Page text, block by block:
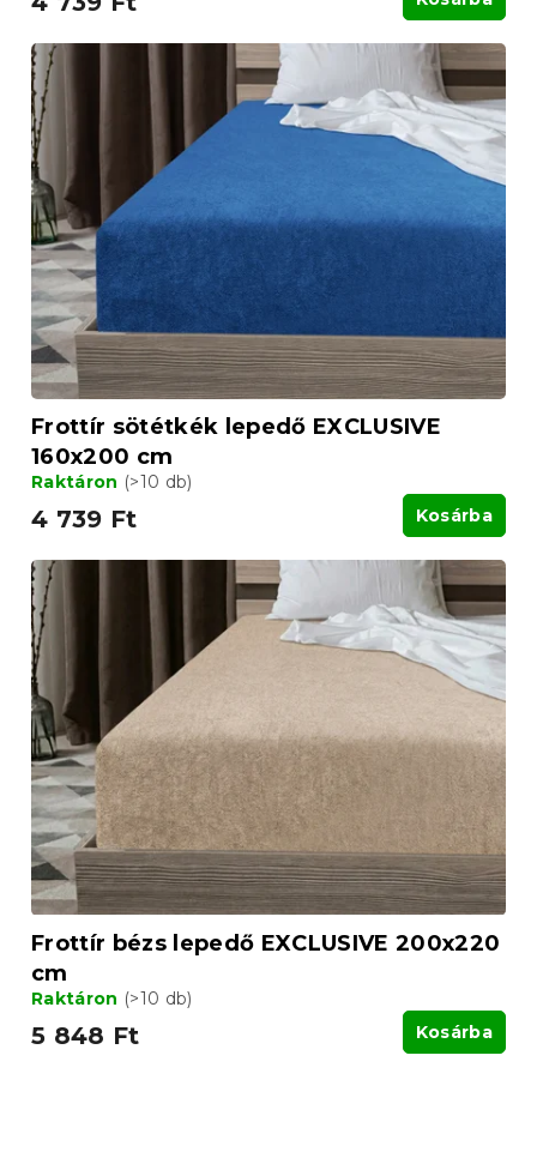
Frottír sötétkék lepedő EXCLUSIVE
160x200 cm
Raktáron (>10 db)
4 739 Ft Kosárba
Frottír bézs lepedő EXCLUSIVE 200x220
cm
Raktáron (>10 db)
5 848 Ft Kosárba